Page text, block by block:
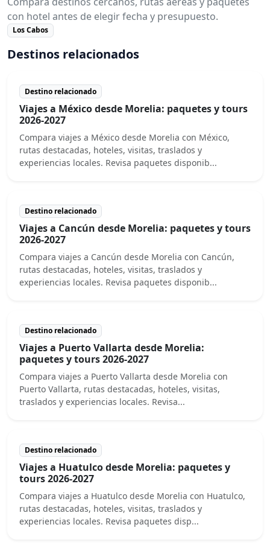
con hotel antes de elegir fecha y presupuesto.
Los Cabos
Destinos relacionados
Destino relacionado
Viajes a México desde Morelia: paquetes y tours
2026-2027
Compara viajes a México desde Morelia con México,
rutas destacadas, hoteles, visitas, traslados y
experiencias locales. Revisa paquetes disponib...
Destino relacionado
Viajes a Cancún desde Morelia: paquetes y tours
2026-2027
Compara viajes a Cancún desde Morelia con Cancún,
rutas destacadas, hoteles, visitas, traslados y
experiencias locales. Revisa paquetes disponib...
Destino relacionado
Viajes a Puerto Vallarta desde Morelia:
paquetes y tours 2026-2027
Compara viajes a Puerto Vallarta desde Morelia con
Puerto Vallarta, rutas destacadas, hoteles, visitas,
traslados y experiencias locales. Revisa...
Destino relacionado
Viajes a Huatulco desde Morelia: paquetes y
tours 2026-2027
Compara viajes a Huatulco desde Morelia con Huatulco,
rutas destacadas, hoteles, visitas, traslados y
experiencias locales. Revisa paquetes disp...